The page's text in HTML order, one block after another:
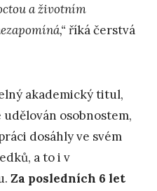
a životním
říká čerstvá
akademický titul,
osobnostem,
dosáhly ve svém
a to i v
Za posledních 6 let